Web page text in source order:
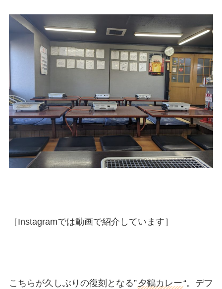
［Instagramでは動画で紹介しています］
こちらが久しぶりの復刻となる”夕鶴カレー“。デフ